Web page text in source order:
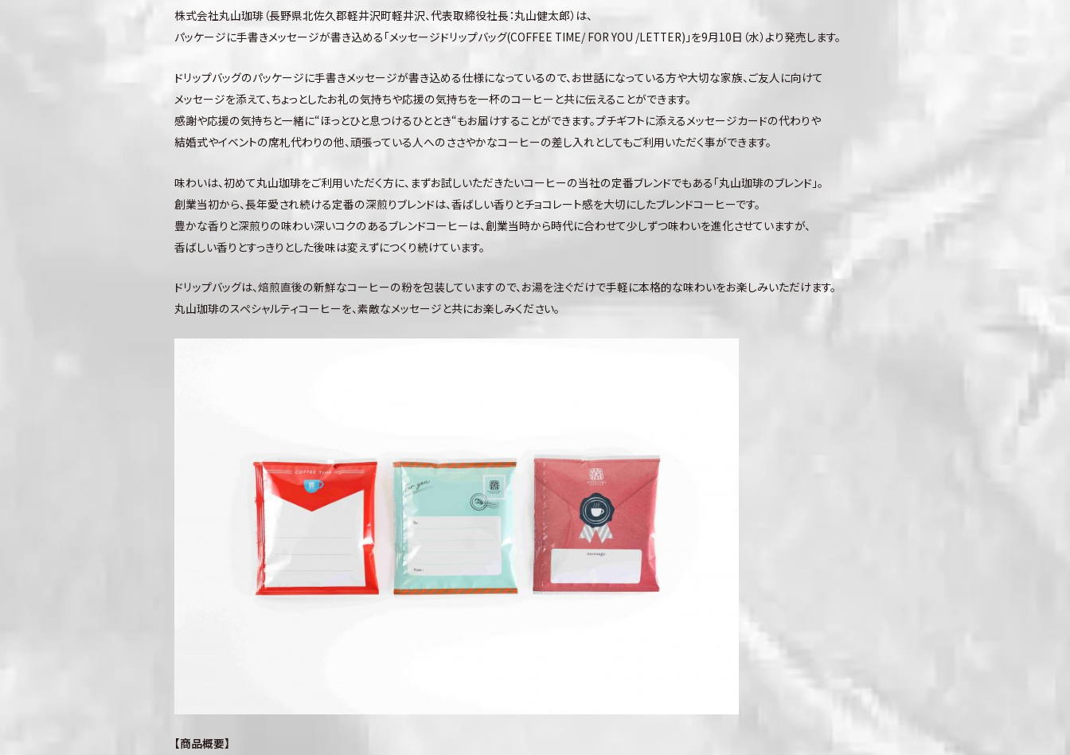
株式会社丸山珈琲（長野県北佐久郡軽井沢町軽井沢、代表取締役社長：丸山健太郎）は、
パッケージに手書きメッセージが書き込める「メッセージドリップバッグ(COFFEE TIME/ FOR YOU /LETTER)」を9月10日（水）より発売します。
ドリップバッグのパッケージに手書きメッセージが書き込める仕様になっているので、お世話になっている方や大切な家族、ご友人に向けて
メッセージを添えて、ちょっとしたお礼の気持ちや応援の気持ちを一杯のコーヒーと共に伝えることができます。
感謝や応援の気持ちと一緒に“ほっとひと息つけるひととき“もお届けすることができます。プチギフトに添えるメッセージカードの代わりや
結婚式やイベントの席札代わりの他、頑張っている人へのささやかなコーヒーの差し入れとしてもご利用いただく事ができます。
味わいは、初めて丸山珈琲をご利用いただく方に、まずお試しいただきたいコーヒーの当社の定番ブレンドでもある「丸山珈琲のブレンド」。
創業当初から、長年愛され続ける定番の深煎りブレンドは、香ばしい香りとチョコレート感を大切にしたブレンドコーヒーです。
豊かな香りと深煎りの味わい深いコクのあるブレンドコーヒーは、創業当時から時代に合わせて少しずつ味わいを進化させていますが、
香ばしい香りとすっきりとした後味は変えずにつくり続けています。
ドリップバッグは、焙煎直後の新鮮なコーヒーの粉を包装していますので、お湯を注ぐだけで手軽に本格的な味わいをお楽しみいただけます。
丸山珈琲のスペシャルティコーヒーを、素敵なメッセージと共にお楽しみください。
【商品概要】